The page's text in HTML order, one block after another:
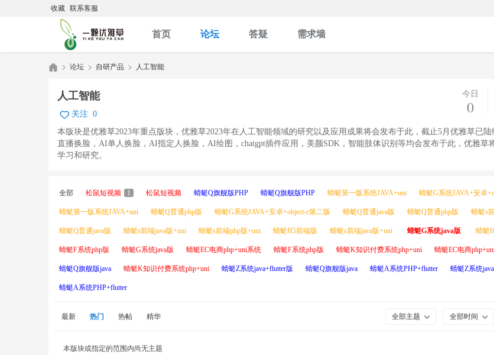
收藏 联系客服
首页 论坛 答疑 需求墙
»
论坛 自研产品 人工智能
今日
0
人工智能
关注 0
本版块是优雅草2023年重点版块，优雅草2023年在人工智能领域的研究以及应用成果将会发布于此，截止5月优雅草已
直播换脸，AI单人换脸，AI指定人换脸，AI绘图，chatgpt插件应用，美颜SDK，智能肢体识别等均会发布于此，优雅草
学习和研究。
全部 松鼠短视频 1 松鼠短视频 蜻蜓Q旗舰版PHP 蜻蜓Q旗舰版PHP 蜻蜓第一版系统JAVA+uni 蜻蜓G系统JAVA+安卓
蜻蜓第一版系统JAVA+uni 蜻蜓Q普通php版 蜻蜓G系统JAVA+安卓+object-c第二版 蜻蜓Q普通java版 蜻蜓Q普通php版 蜻蜓s
蜻蜓Q普通java版 蜻蜓s前端java版+uni 蜻蜓s前端php版+uni 蜻蜓H5前端版 蜻蜓s前端java版+uni 蜻蜓G系统java版 蜻蜓
蜻蜓F系统php版 蜻蜓G系统java版 蜻蜓EC电商php+uni系统 蜻蜓F系统php版 蜻蜓K知识付费系统php+uni 蜻蜓EC电商
蜻蜓Q旗舰版java 蜻蜓K知识付费系统php+uni 蜻蜓Z系统java+flutter版 蜻蜓Q旗舰版java 蜻蜓A系统PHP+flutter 蜻蜓Z系统
蜻蜓A系统PHP+flutter
最新 热门 热帖 精华 全部时间
全部主题
本版块或指定的范围内尚无主题